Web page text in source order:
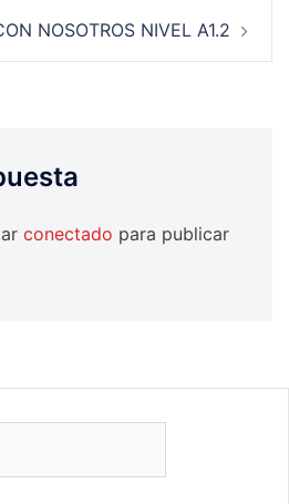
NOSOTROS NIVEL A1.2
conectado para publicar